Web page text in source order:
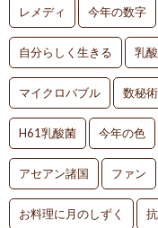
レメディ 今年の数字
自分らしく生きる 乳
マイクロバブル 数秘術
H61乳酸菌 今年の色
アセアン諸国 ファン
お料理に月のしずく